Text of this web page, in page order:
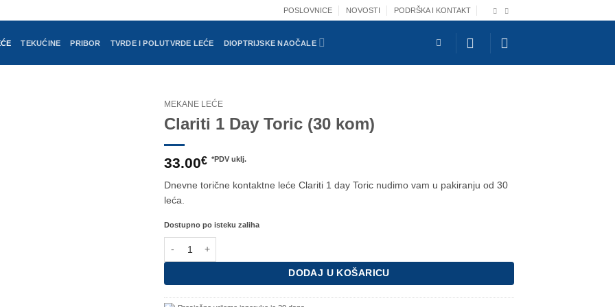
POSLOVNICE NOVOSTI PODRŠKA I KONTAKT
TEKUĆINE PRIBOR TVRDE I POLUTVRDE LEĆE DIOPTRIJSKE NAOČALE
MEKANE LEĆE
Clariti 1 Day Toric (30 kom)
33.00€ *PDV uklj.
Dnevne torične kontaktne leće Clariti 1 day Toric nudimo vam u pakiranju od 30
leća.
Dostupno po isteku zaliha
DODAJ U KOŠARICU